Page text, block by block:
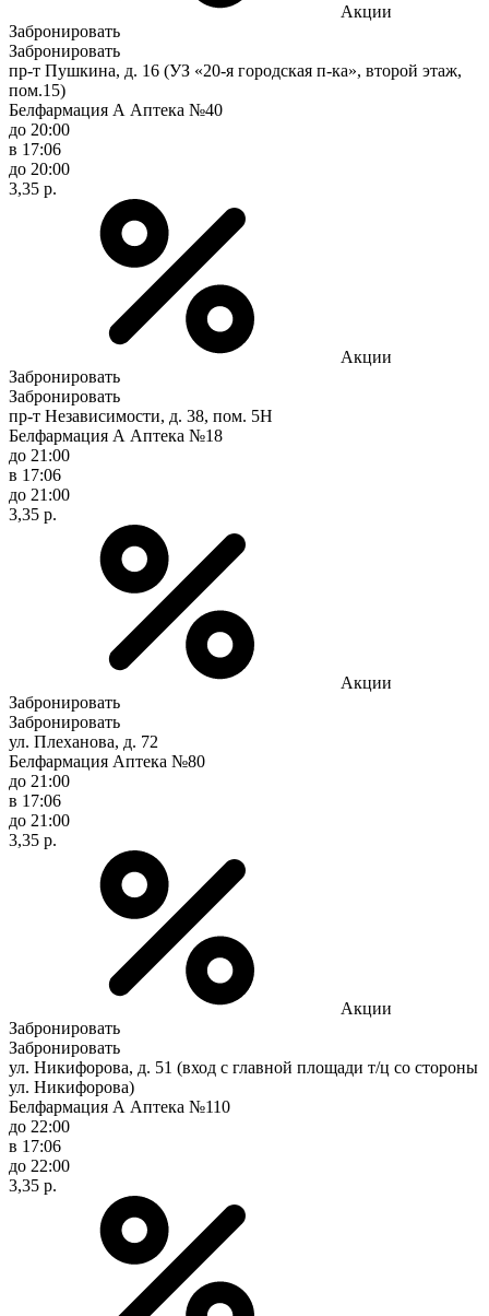
Акции
Забронировать
Забронировать
пр-т Пушкина, д. 16 (УЗ «20-я городская п-ка», второй этаж,
пом.15)
Белфармация А Аптека №40
до 20:00
в 17:06
до 20:00
3,35 р.
Акции
Забронировать
Забронировать
пр-т Независимости, д. 38, пом. 5Н
Белфармация А Аптека №18
до 21:00
в 17:06
до 21:00
3,35 р.
Акции
Забронировать
Забронировать
ул. Плеханова, д. 72
Белфармация Аптека №80
до 21:00
в 17:06
до 21:00
3,35 р.
Акции
Забронировать
Забронировать
ул. Никифорова, д. 51 (вход с главной площади т/ц со стороны
ул. Никифорова)
Белфармация А Аптека №110
до 22:00
в 17:06
до 22:00
3,35 р.